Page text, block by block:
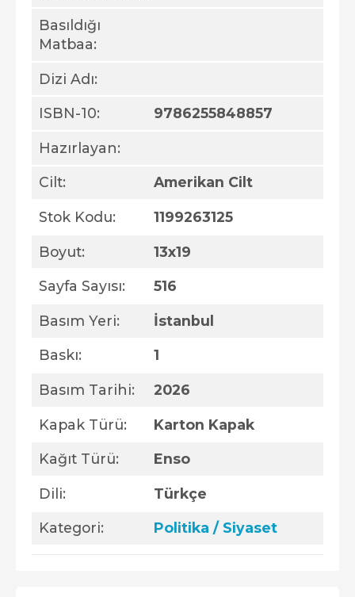
Basıldığı
Matbaa:
Dizi Adı:
ISBN-10: 9786255848857
Hazırlayan:
Cilt: Amerikan Cilt
Stok Kodu: 1199263125
Boyut: 13x19
Sayfa Sayısı: 516
Basım Yeri: İstanbul
Baskı: 1
Basım Tarihi: 2026
Kapak Türü: Karton Kapak
Kağıt Türü: Enso
Dili: Türkçe
Kategori: Politika / Siyaset